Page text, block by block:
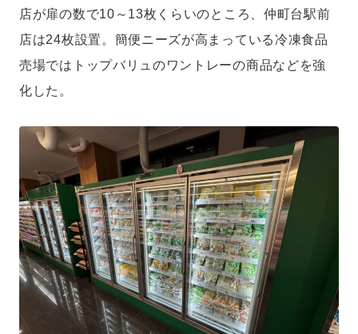
店が扉の数で10～13枚くらいのところ、仲町台駅前
店は24枚設置。簡便ニーズが高まっている冷凍食品
売場ではトップバリュのワントレーの商品などを強
化した。